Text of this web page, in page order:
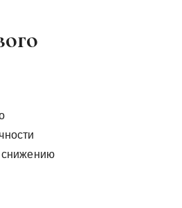
снижению